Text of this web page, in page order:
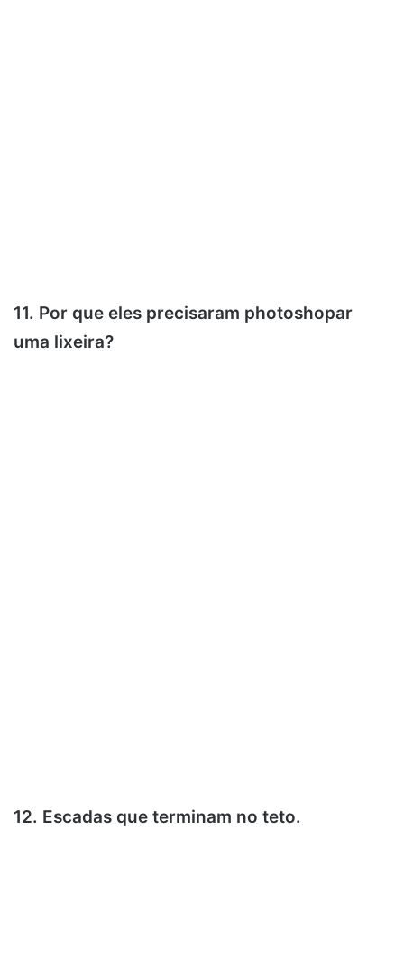
11. Por que eles precisaram photoshopar
uma lixeira?
12. Escadas que terminam no teto.